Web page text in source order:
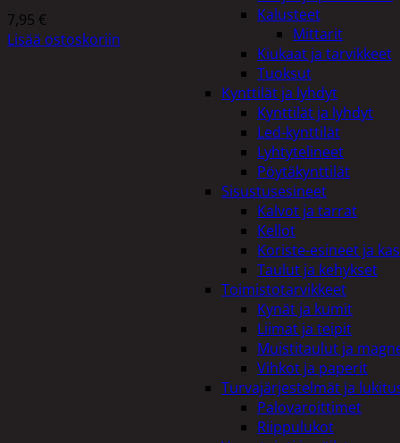
Kalusteet
Mittarit
Kiukaat ja tarvikkeet
Tuoksut
Kynttilät ja lyhdyt
Kynttilät ja lyhdyt
Led-kynttilät
Lyhtytelineet
Pöytäkynttilät
Sisustusesineet
Kalvot ja tarrat
Kellot
Koriste-esineet ja
Taulut ja kehykset
Toimistotarvikkeet
Kynät ja kumit
Liimat ja teipit
Muistitaulut ja
Vihkot ja paperit
Turvajärjestelmät ja
Palovaroittimet
Riippulukot
7,95 €
Lisää ostoskoriin